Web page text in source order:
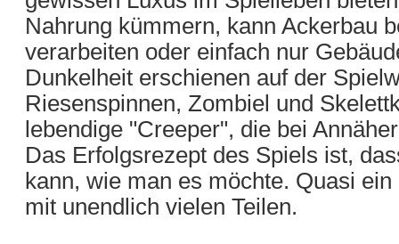
Nahrung kümmern, kann Ackerbau
verarbeiten oder einfach nur
Dunkelheit erschienen auf der
Riesenspinnen, Zombiel und
lebendige "Creeper", die bei
Das Erfolgsrezept des Spiels ist,
kann, wie man es möchte. Quasi
mit unendlich vielen Teilen.